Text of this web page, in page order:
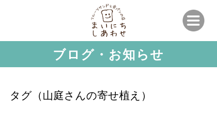
ブログ・お知らせ
タグ（山庭さんの寄せ植え）